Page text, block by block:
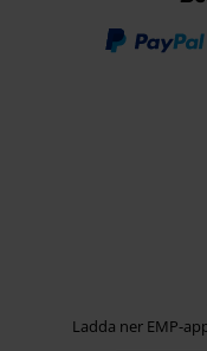
Ladda ner EMP-